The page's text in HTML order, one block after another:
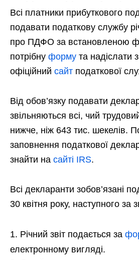
Всі платники прибуткового
подавати податкову службу
про ПДФО за встановленою
потрібну форму та надіслати
офіційний сайт податкової
Від обов’язку подавати
звільняються всі, чий
нижче, ніж 643 тис. шекелів.
заповнення податкової
знайти на сайті IRS.
Всі декларанти зобов’язані
30 квітня року, наступного за
Річний звіт подається за
електронному вигляді.